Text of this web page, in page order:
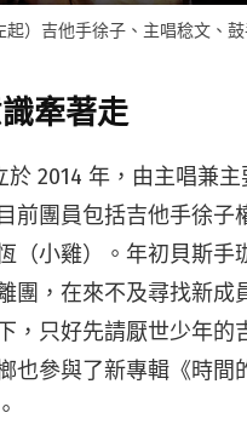
起）吉他手徐子、主唱稔文、鼓
牽著走
於 2014 年，由主唱兼
前團員包括吉他手徐子
（小雞）。年初貝斯手
團，在來不及尋找新成
，只好先請厭世少年的
也參與了新專輯《時間